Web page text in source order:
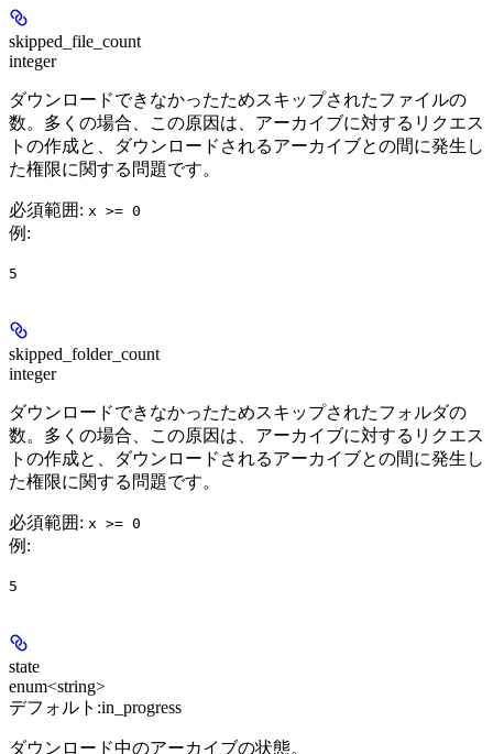
skipped_file_count
integer
ダウンロードできなかったためスキップされたファイルの
数。多くの場合、この原因は、アーカイブに対するリクエス
トの作成と、ダウンロードされるアーカイブとの間に発生し
た権限に関する問題です。
必須範囲 : x >= 0
例 :
5
skipped_folder_count
integer
ダウンロードできなかったためスキップされたフォルダの
数。多くの場合、この原因は、アーカイブに対するリクエス
トの作成と、ダウンロードされるアーカイブとの間に発生し
た権限に関する問題です。
必須範囲 : x >= 0
例 :
5
state
enum<string>
デフォルト:in_progress
ダウンロード中のアーカイブの状態。